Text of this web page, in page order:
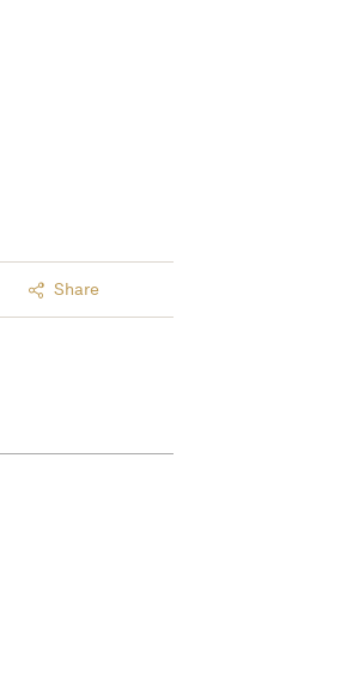
Share